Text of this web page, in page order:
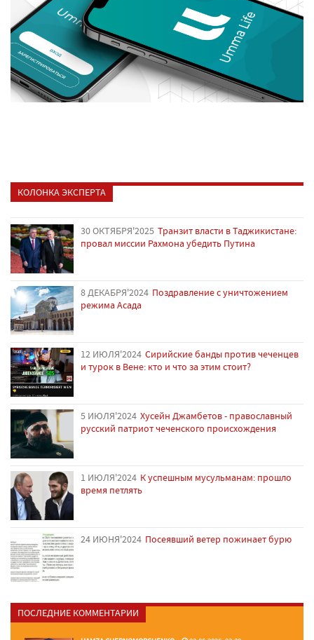
КОЛОНКА ЭКСПЕРТА
30 ОКТЯБРЯ'2025 Транзит власти в Таджикистане:
провал миссии Рахмона убедить Путина
8 ДЕКАБРЯ'2024 Поздравление с уничтожением
режима Асада
12 ИЮЛЯ'2024 Сирийские банды против чеченцев
и турок в Вене: кто и что за этим стоит?
5 ИЮЛЯ'2024 Хусейн Джамбетов - православный
русский патриот чеченского происхождения
1 ИЮЛЯ'2024 К успешным мусульманам: прошло
время петлять
24 ИЮНЯ'2024 Посеявший ветер пожинает бурю
ПОСЛЕДНИЕ КОММЕНТАРИИ